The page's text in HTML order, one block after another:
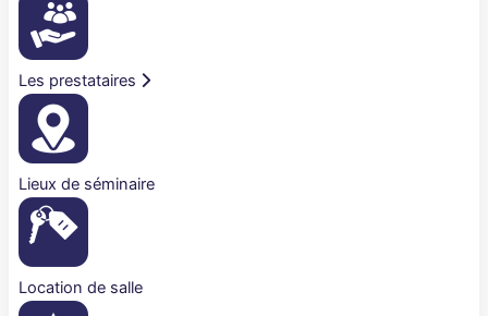
Les prestataires
Lieux de séminaire
Location de salle